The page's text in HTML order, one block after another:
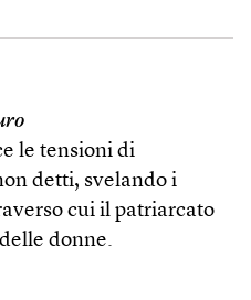
le tensioni di
detti, svelando i
cui il patriarcato
donne.